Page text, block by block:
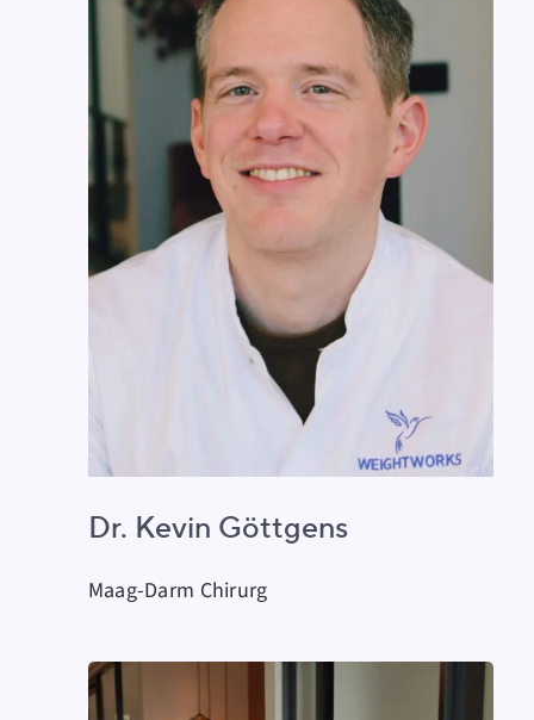
Dr. Kevin Göttgens
Maag-Darm Chirurg